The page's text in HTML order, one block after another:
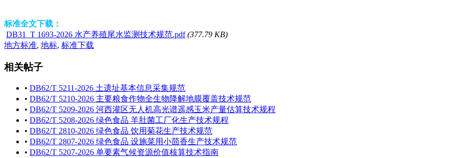
标准全文下载：
DB31_T 1693-2026 水产养殖尾水监测技术规范.pdf (377.79 KB)
地方标准, 地标, 标准下载
相关帖子
• DB62/T 5211-2026 土遗址基本信息采集规范
• DB62/T 5210-2026 主要粮食作物全生物降解地膜覆盖技术规范
• DB62/T 5209-2026 河西灌区无人机高光谱遥感玉米产量估算技术规程
• DB62/T 5208-2026 绿色食品 羊肚菌工厂化生产技术规程
• DB62/T 2810-2026 绿色食品 饮用菊花生产技术规范
• DB62/T 2807-2026 绿色食品 设施菜用小茴香生产技术规范
• DB62/T 5207-2026 单要素气候资源价值核算技术指南